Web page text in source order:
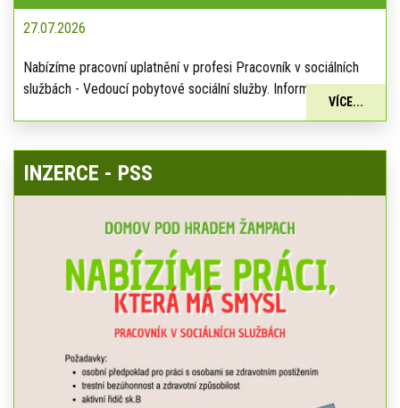
27.07.2026
Nabízíme pracovní uplatnění v profesi Pracovník v sociálních
službách - Vedoucí pobytové sociální služby. Informace:
VÍCE...
INZERCE - PSS